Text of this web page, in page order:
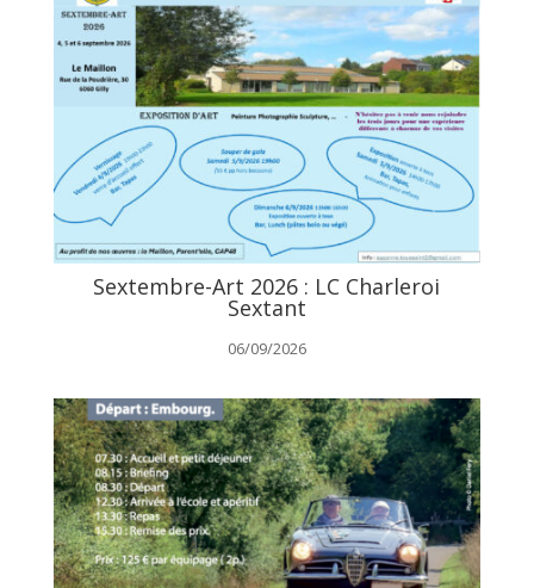
Sextembre-Art 2026 : LC Charleroi
Sextant
06/09/2026